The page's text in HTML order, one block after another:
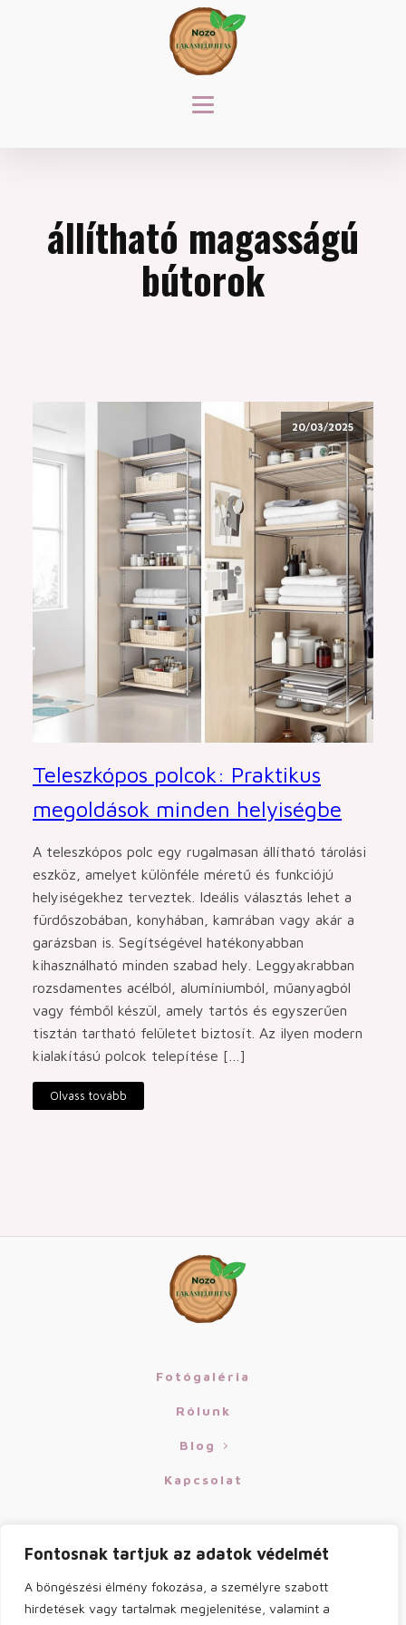
Fontosnak tartjuk az adatok védelmét
A böngészési élmény fokozása, a személyre szabott
hirdetések vagy tartalmak megjelenítése, valamint a
állítható magasságú
bútorok
20/03/2025
Teleszkópos polcok: Praktikus
megoldások minden helyiségbe
A teleszkópos polc egy rugalmasan állítható tárolási
eszköz, amelyet különféle méretű és funkciójú
helyiségekhez terveztek. Ideális választás lehet a
fürdőszobában, konyhában, kamrában vagy akár a
garázsban is. Segítségével hatékonyabban
kihasználható minden szabad hely. Leggyakrabban
rozsdamentes acélból, alumíniumból, műanyagból
vagy fémből készül, amely tartós és egyszerűen
tisztán tartható felületet biztosít. Az ilyen modern
kialakítású polcok telepítése […]
Olvass tovább
Fotógaléria
Rólunk
Blog
Kapcsolat
KIK VAGYUNK MI?
Ezeket a folyamatokat részletesen leírjuk a
blogunkon. Legyen velünk naprakész a felújítási